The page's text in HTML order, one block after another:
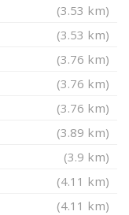
(3.53 km)
(3.53 km)
(3.76 km)
(3.76 km)
(3.76 km)
(3.89 km)
(3.9 km)
(4.11 km)
(4.11 km)